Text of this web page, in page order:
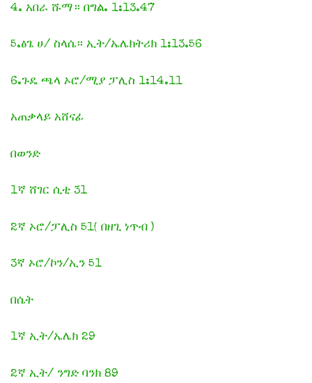
4. አበራ ሹማ። በግል. 1:13.47
5.ፅጌ ሀ/ ስላሴ። ኢት/ኤሌክትሪክ 1:13.56
6.ጉዴ ጫላ ኦሮ/ሚያ ፓሊስ 1:14.11
አጠቃላይ አሸናፊ
በወንድ
1ኛ ሸገር ሲቲ 31
2ኛ ኦሮ/ፓሊስ 51( በዘጊ ነጥብ )
3ኛ ኦሮ/ኮን/ኢን 51
በሴት
1ኛ ኢት/ኤሌክ 29
2ኛ ኢት/ ንግድ ባንክ 89